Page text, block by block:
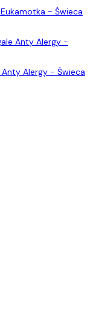
Eukamotka - Świeca
Anty Alergy -
Anty Alergy - Świeca